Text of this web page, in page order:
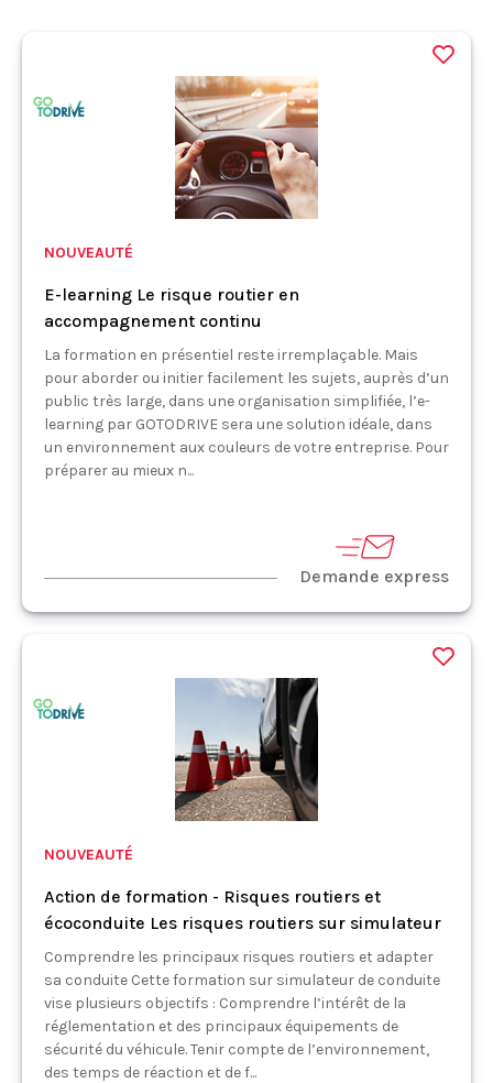
NOUVEAUTÉ
E-learning Le risque routier en
accompagnement continu
La formation en présentiel reste irremplaçable. Mais
pour aborder ou initier facilement les sujets, auprès d’un
public très large, dans une organisation simplifiée, l’e-
learning par GOTODRIVE sera une solution idéale, dans
un environnement aux couleurs de votre entreprise. Pour
préparer au mieux n...
Demande express
NOUVEAUTÉ
Action de formation - Risques routiers et
écoconduite Les risques routiers sur simulateur
Comprendre les principaux risques routiers et adapter
sa conduite Cette formation sur simulateur de conduite
vise plusieurs objectifs : Comprendre l’intérêt de la
réglementation et des principaux équipements de
sécurité du véhicule. Tenir compte de l’environnement,
des temps de réaction et de f...